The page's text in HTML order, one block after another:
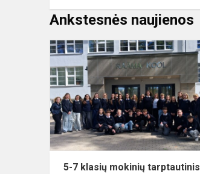
Ankstesnės naujienos
5-7 klasių mokinių tarptautinis